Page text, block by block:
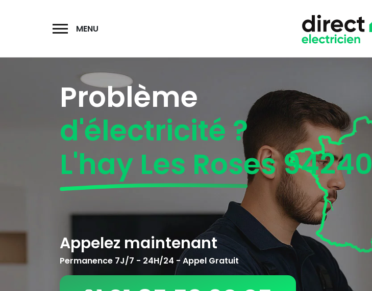
MENU
Problème
d'électricité ?
L'hay Les Roses 94240
Appelez maintenant
Permanence 7J/7 - 24H/24 - Appel Gratuit